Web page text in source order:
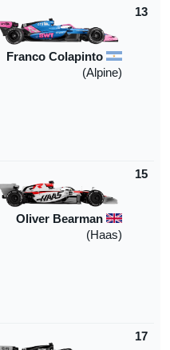
13
Franco Colapinto
(
Alpine
)
15
Oliver Bearman
(Haas)
17